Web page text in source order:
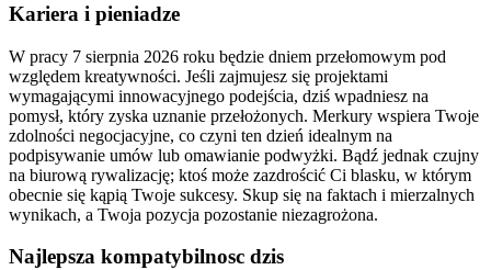
Kariera i pieniadze
W pracy 7 sierpnia 2026 roku będzie dniem przełomowym pod
względem kreatywności. Jeśli zajmujesz się projektami
wymagającymi innowacyjnego podejścia, dziś wpadniesz na
pomysł, który zyska uznanie przełożonych. Merkury wspiera Twoje
zdolności negocjacyjne, co czyni ten dzień idealnym na
podpisywanie umów lub omawianie podwyżki. Bądź jednak czujny
na biurową rywalizację; ktoś może zazdrościć Ci blasku, w którym
obecnie się kąpią Twoje sukcesy. Skup się na faktach i mierzalnych
wynikach, a Twoja pozycja pozostanie niezagrożona.
Najlepsza kompatybilnosc dzis